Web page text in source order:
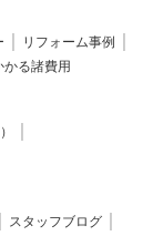
リフォーム事例
る諸費用
スタッフブログ